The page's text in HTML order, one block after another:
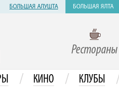
БОЛЬШАЯ АЛУШТА БОЛЬШАЯ ЯЛТА
Рестораны
/ КИНО / КЛУБЫ